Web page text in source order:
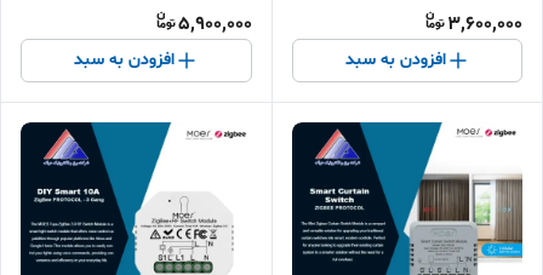
3,600,000
افزودن به سبد
5,900,000
افزودن به سبد